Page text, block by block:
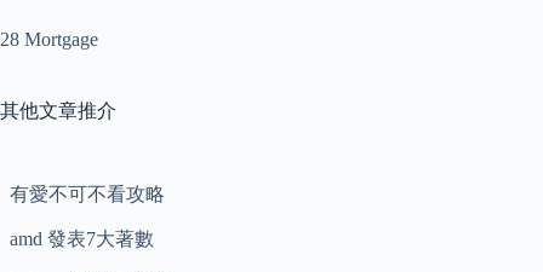
28 Mortgage
其他文章推介
有愛不可不看攻略
amd 發表7大著數